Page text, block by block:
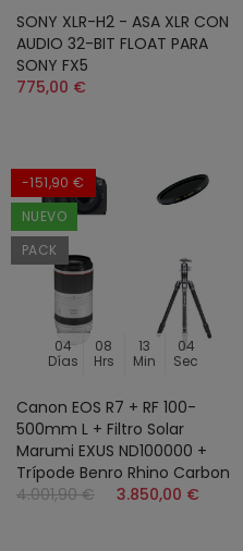
SONY XLR-H2 - ASA XLR CON
AUDIO 32-BIT FLOAT PARA
SONY FX5
775,00 €
-151,90 €
NUEVO
PACK
04
Días
08
Hrs
13
Min
04
Sec
Canon EOS R7 + RF 100-
500mm L + Filtro Solar
Marumi EXUS ND100000 +
Trípode Benro Rhino Carbon
4.001,90 €
3.850,00 €